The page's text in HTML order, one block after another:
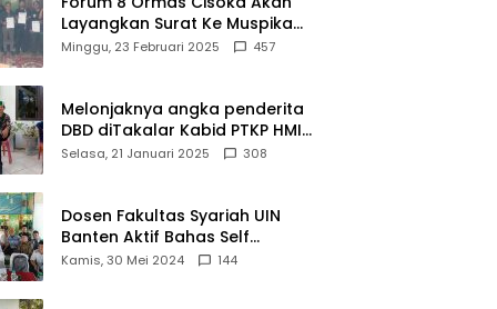
Bahwa
Sejarah
Adalah
yang Tak
Ternilai”.
Layangkan Surat Ke Muspika
Atas Adanya Kantor Matel di
Minggu, 23 Februari 2025 457
Melonjaknya angka penderita
DBD diTakalar Kabid PTKP HMI
Cab.Takalar angkat bicara
Selasa, 21 Januari 2025 308
Dosen Fakultas Syariah UIN
Banten Aktif Bahas Self
Declare Halal dalam Forum
Kamis, 30 Mei 2024 144